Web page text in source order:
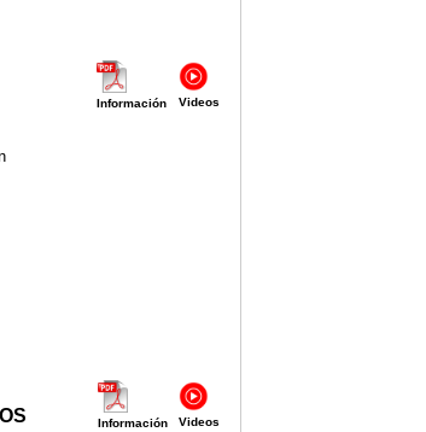
Información Videos
Información Videos